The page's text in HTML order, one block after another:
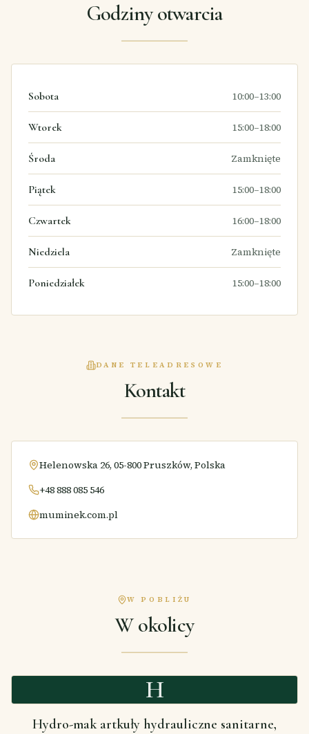
Godziny otwarcia
Sobota 10:00–13:00
Wtorek 15:00–18:00
Środa Zamknięte
Piątek 15:00–18:00
Czwartek 16:00–18:00
Niedziela Zamknięte
Poniedziałek 15:00–18:00
DANE TELEADRESOWE
Kontakt
Helenowska 26, 05-800 Pruszków, Polska
+48 888 085 546
muminek.com.pl
W POBLIŻU
W okolicy
H
Hydro-mak artkuły hydrauliczne sanitarne,